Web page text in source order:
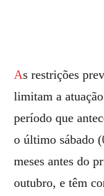
As restrições previstas na legislação eleitoral que
limitam a
período que
o último sábado
meses antes do
outubro, e têm